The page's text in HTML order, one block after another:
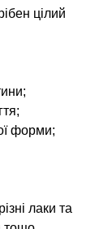
цілий
форми;
лаки та